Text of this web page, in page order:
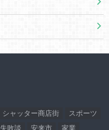
シャッター商店街
スポーツ
失敗談 安来市
家業